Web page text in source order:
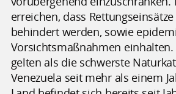
erreichen, dass
behindert werden, sowie
Vorsichtsmaßnahmen einhalten.
gelten als die schwerste
Venezuela seit mehr als einem